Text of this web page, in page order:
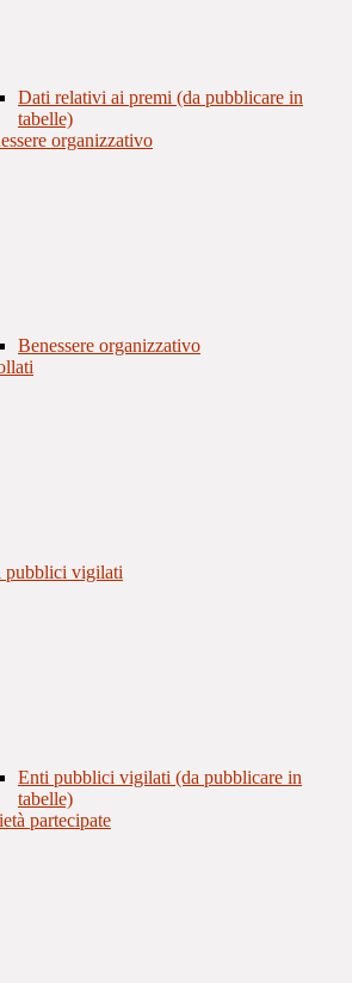
Dati relativi ai premi (da pubblicare in
tabelle)
organizzativo
Benessere organizzativo
pubblici vigilati
Enti pubblici vigilati (da pubblicare in
tabelle)
partecipate